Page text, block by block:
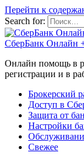
Перейти к
Search for:
СберБанк Онлайн
Онлайн помощь в
регистрации и в
Брокерский
Доступ в
Защита от
Настройки
Свежее